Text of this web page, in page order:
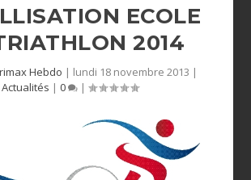
ECOLE
2014
Hebdo | lundi 18 novembre 2013 |
Actualités | 0 |